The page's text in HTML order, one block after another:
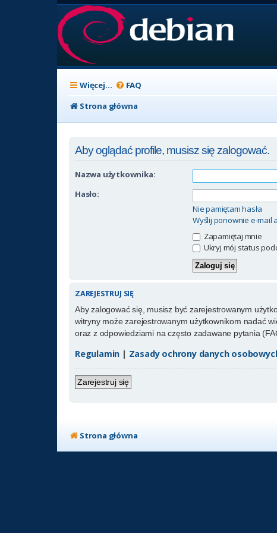
Więcej… FAQ
Strona główna
Aby oglądać profile, musisz się zalogować.
Nazwa użytkownika:
Hasło:
Nie pamiętam hasła
Wyślij ponownie e-mail
Zapamiętaj mnie
Ukryj mój status
ZAREJESTRUJ SIĘ
Aby zalogować się, musisz być zarejestrowanym
witryny może zarejestrowanym użytkownikom nadać
oraz z odpowiedziami na często zadawane pytania
Regulamin | Zasady ochrony danych
Zarejestruj się
Strona główna